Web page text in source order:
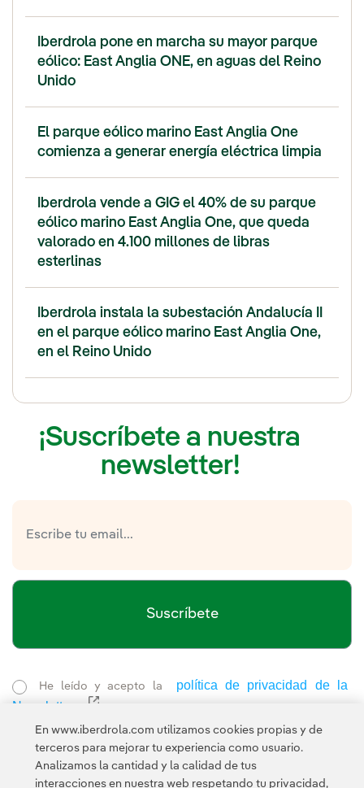
Iberdrola pone en marcha su mayor parque
eólico: East Anglia ONE, en aguas del Reino
Unido
El parque eólico marino East Anglia One
comienza a generar energía eléctrica limpia
Iberdrola vende a GIG el 40% de su parque
eólico marino East Anglia One, que queda
valorado en 4.100 millones de libras
esterlinas
Iberdrola instala la subestación Andalucía II
en el parque eólico marino East Anglia One,
en el Reino Unido
¡Suscríbete a nuestra
newsletter!
Suscríbete
He leído y acepto la
política de privacidad de la
Newsletter
Enlace externo, se abre en ventana nueva.
Esta página está protegida por reCAPTCHA y se aplican la
Política de privacidad Términos de servicio
En www.iberdrola.com utilizamos cookies propias y de
terceros para mejorar tu experiencia como usuario.
Analizamos la cantidad y la calidad de tus
interacciones en nuestra web respetando tu privacidad,